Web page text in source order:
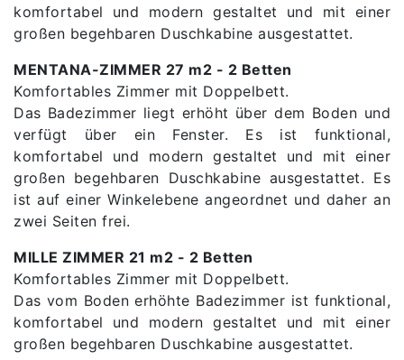
komfortabel und modern gestaltet und mit einer
großen begehbaren Duschkabine ausgestattet.
MENTANA-ZIMMER 27 m2 - 2 Betten
Komfortables Zimmer mit Doppelbett.
Das Badezimmer liegt erhöht über dem Boden und
verfügt über ein Fenster. Es ist funktional,
komfortabel und modern gestaltet und mit einer
großen begehbaren Duschkabine ausgestattet. Es
ist auf einer Winkelebene angeordnet und daher an
zwei Seiten frei.
MILLE ZIMMER 21 m2 - 2 Betten
Komfortables Zimmer mit Doppelbett.
Das vom Boden erhöhte Badezimmer ist funktional,
komfortabel und modern gestaltet und mit einer
großen begehbaren Duschkabine ausgestattet.